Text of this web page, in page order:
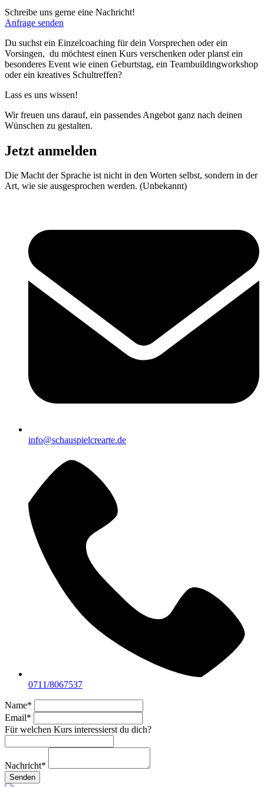
Schreibe uns gerne eine Nachricht!
Anfrage senden
Du suchst ein Einzelcoaching für dein Vorsprechen oder ein
Vorsingen, du möchtest einen Kurs verschenken oder planst ein
besonderes Event wie einen Geburtstag, ein Teambuildingworkshop
oder ein kreatives Schultreffen?
Lass es uns wissen!
Wir freuen uns darauf, ein passendes Angebot ganz nach deinen
Wünschen zu gestalten.
Jetzt anmelden
Die Macht der Sprache ist nicht in den Worten selbst, sondern in der
Art, wie sie ausgesprochen werden. (Unbekannt)
info@schauspielcrearte.de
0711/8067537
Name*
Email*
Für welchen Kurs interessierst du dich?
Nachricht*
Senden